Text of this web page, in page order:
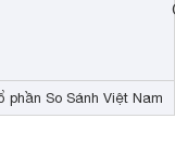
So Sánh Việt Nam